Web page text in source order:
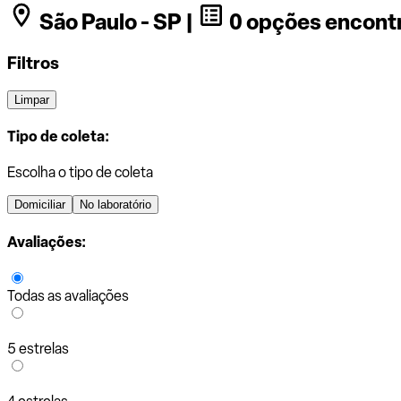
São Paulo - SP |
0 opções
Filtros
Limpar
Tipo de coleta:
Escolha o tipo de coleta
Domiciliar No laboratório
Avaliações:
Todas as avaliações
5 estrelas